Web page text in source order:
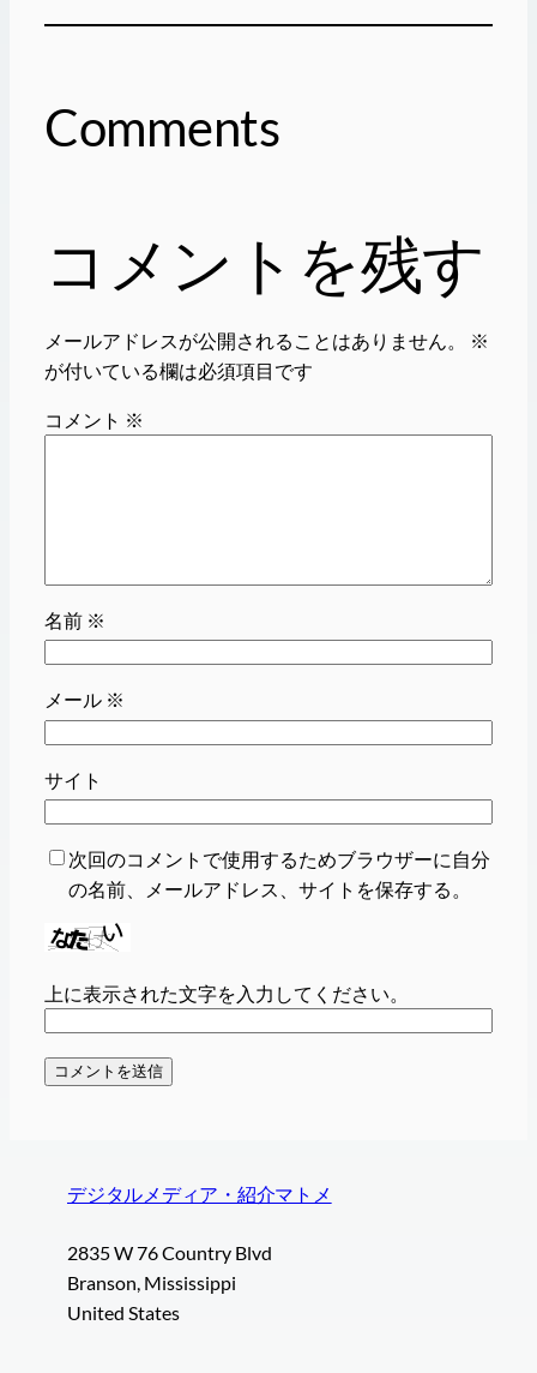
Comments
コメントを残す
メールアドレスが公開されることはありません。
※
が付いている欄は必須項目です
コメント ※
名前 ※
メール ※
サイト
次回のコメントで使用するためブラウザーに自分
の名前、メールアドレス、サイトを保存する。
上に表示された文字を入力してください。
デジタルメディア・紹介マトメ
2835 W 76 Country Blvd
Branson, Mississippi
United States